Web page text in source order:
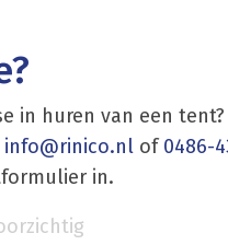
in huren van een tent?
info@rinico.nl of0486-
in.